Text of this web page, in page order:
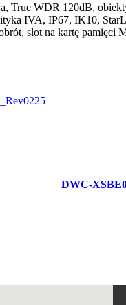
True WDR 120dB,
IVA, IP67, IK10,
slot na kartę
DWC-